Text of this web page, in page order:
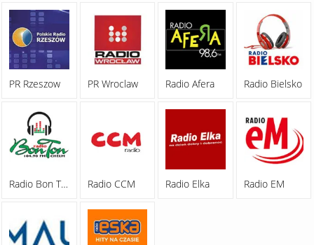
PR Rzeszow PR Wroclaw Radio Afera Radio Bielsko
Radio Bon Ton Radio CCM Radio Elka Radio EM